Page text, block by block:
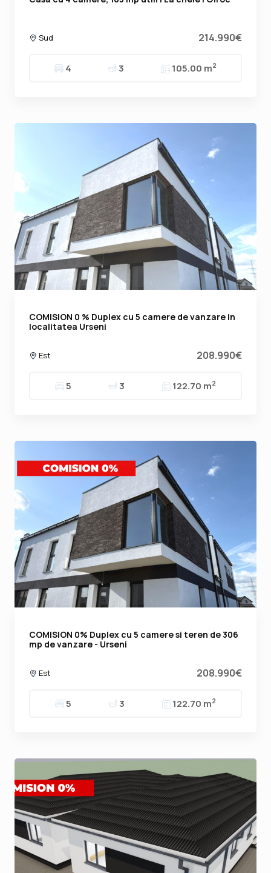
Sud 214.990€
4 3 105.00 m2
COMISION 0 % Duplex cu 5 camere de vanzare in
localitatea Urseni
Est 208.990€
5 3 122.70 m2
COMISION 0% Duplex cu 5 camere si teren de 306
mp de vanzare - Urseni
Est 208.990€
5 3 122.70 m2